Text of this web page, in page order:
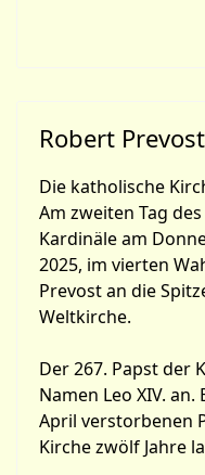
Robert
Die katholische
Am zweiten Tag
Kardinäle am
2025, im vierten
Prevost an die
Weltkirche.
Der 267. Papst der
Namen Leo XIV.
April verstorbenen
Kirche zwölf Jahre